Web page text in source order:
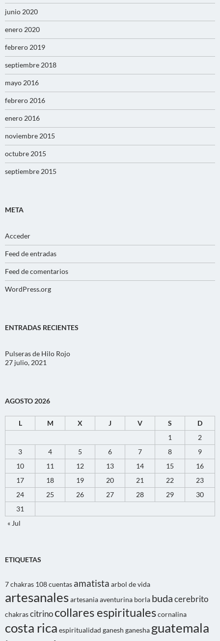
junio 2020
enero 2020
febrero 2019
septiembre 2018
mayo 2016
febrero 2016
enero 2016
noviembre 2015
octubre 2015
septiembre 2015
META
Acceder
Feed de entradas
Feed de comentarios
WordPress.org
ENTRADAS RECIENTES
Pulseras de Hilo Rojo
27 julio, 2021
AGOSTO 2026
L M X J V S
D
1
2
3
4 5 6 7 8
9
10
11 12 13 14 15
16
17
18 19 20 21 22
23
24
25 26 27 28 29
30
31
« Jul
ETIQUETAS
7 chakras 108 cuentas amatista arbol de vida
artesanales artesaniaaventurina borla buda cerebrito
chakrascitrino collares espiritualescornalina
costa rica espiritualidad ganesh ganesha guatemala